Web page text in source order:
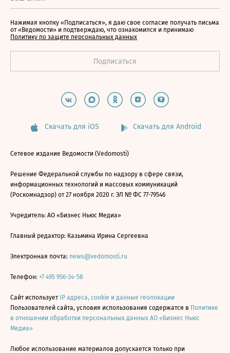
Нажимая кнопку «Подписаться», я даю свое согласие получать письма
от «Ведомости» и подтверждаю, что ознакомился и принимаю
Политику по защите персональных данных
Скачать для iOS Скачать для Android
Сетевое издание Ведомости (Vedomosti)
Решение Федеральной службы по надзору в сфере связи,
информационных технологий и массовых коммуникаций
(Роскомнадзор) от 27 ноября 2020 г. ЭЛ № ФС 77-79546
Учредитель: АО «Бизнес Ньюс Медиа»
Главный редактор: Казьмина Ирина Сергеевна
Электронная почта: news@vedomosti.ru
Телефон: +7 495 956-34-58
Сайт использует IP адреса, cookie и данные геолокации
Пользователей сайта, условия использования содержатся в Политике
в отношении обработки персональных данных АО «Бизнес Ньюс
Медиа»
Любое использование материалов допускается только при